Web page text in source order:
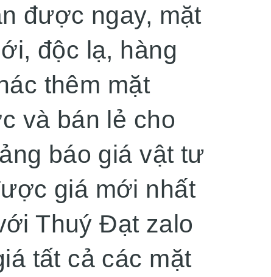
được ngay, mặt
độc lạ, hàng
thêm mặt
và bán lẻ cho
báo giá vật tư
giá mới nhất
Thuý Đạt zalo
tất cả các mặt